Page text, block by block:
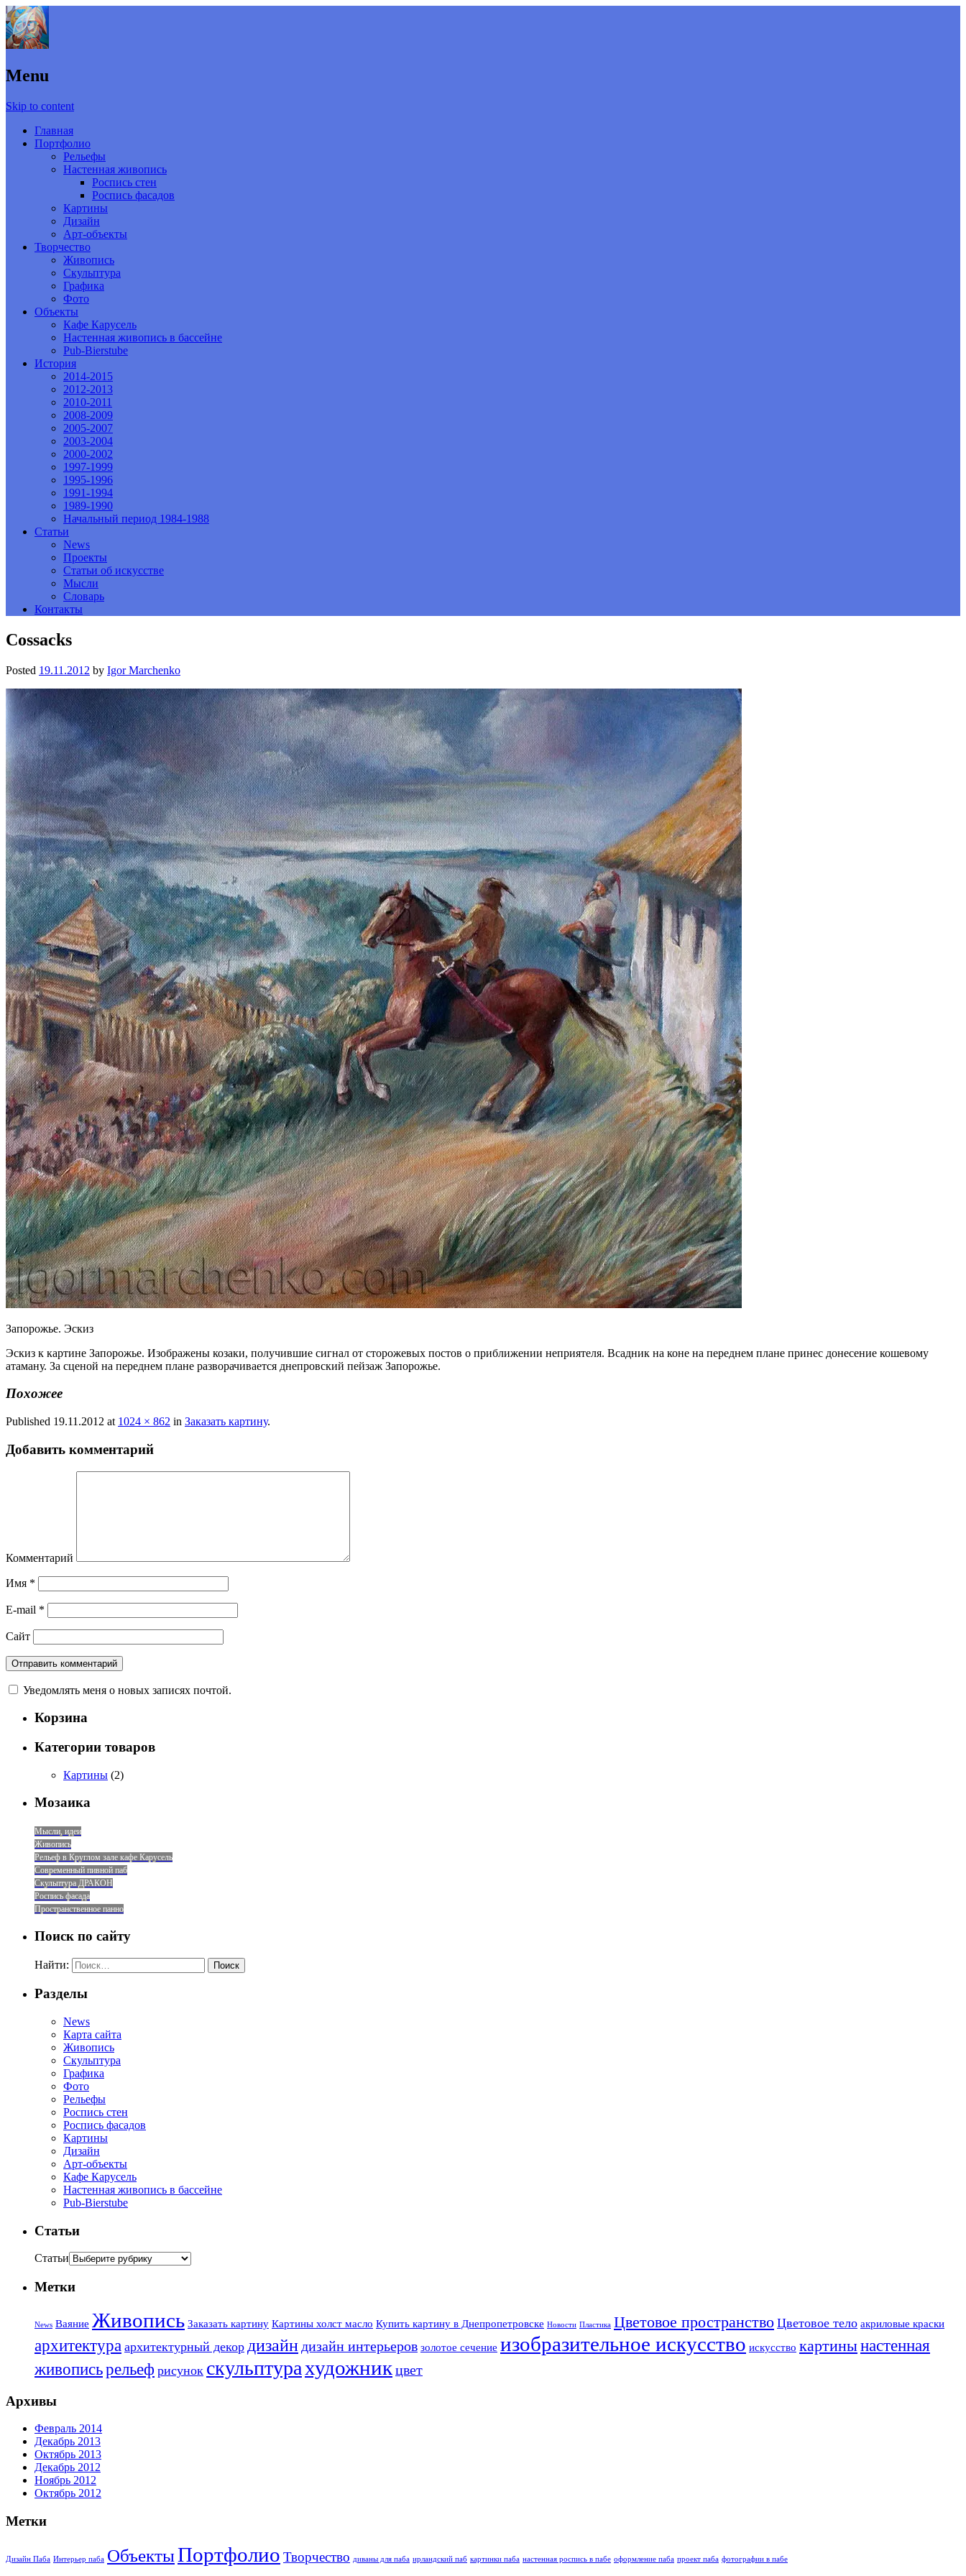
Menu
Skip to content
Главная
Портфолио
Рельефы
Настенная живопись
Роспись стен
Роспись фасадов
Картины
Дизайн
Арт-объекты
Творчество
Живопись
Скульптура
Графика
Фото
Объекты
Кафе Карусель
Настенная живопись в бассейне
Pub-Bierstube
История
2014-2015
2012-2013
2010-2011
2008-2009
2005-2007
2003-2004
2000-2002
1997-1999
1995-1996
1991-1994
1989-1990
Начальный период 1984-1988
Статьи
News
Проекты
Статьи об искусстве
Мысли
Словарь
Контакты
Сossacks
Posted 19.11.2012 by Igor Marchenko
Запорожье. Эскиз
Эскиз к картине Запорожье. Изображены козаки, получившие сигнал от сторожевых постов о приближении неприятеля. Всадник на коне на переднем плане принес донесение кошевому
атаману. За сценой на переднем плане разворачивается днепровский пейзаж Запорожье.
Похожее
Published 19.11.2012 at 1024 × 862 in Заказать картину.
Добавить комментарий
Комментарий
Имя *
E-mail *
Сайт
Уведомлять меня о новых записях почтой.
Корзина
Категории товаров
Картины (2)
Мозаика
Мысли, идеи
Живопись
Рельеф в Круглом зале кафе Карусель
Современный пивной паб
Скульптура ДРАКОН
Роспись фасада
Пространственное панно
Поиск по сайту
Найти:
Разделы
News
Карта сайта
Живопись
Скульптура
Графика
Фото
Рельефы
Роспись стен
Роспись фасадов
Картины
Дизайн
Арт-объекты
Кафе Карусель
Настенная живопись в бассейне
Pub-Bierstube
Статьи
Статьи
Метки
News Ваяние Живопись Заказать картину Картины холст масло Купить картину в Днепропетровске Новости Пластика Цветовое пространство Цветовое тело акриловые краски
архитектура архитектурный декор дизайн дизайн интерьеров золотое сечение изобразительное искусство искусство картинынастенная
живописьрельеф рисунок скульптурахудожникцвет
Архивы
Февраль 2014
Декабрь 2013
Октябрь 2013
Декабрь 2012
Ноябрь 2012
Октябрь 2012
Метки
Дизайн Паба Интерьер паба ОбъектыПортфолио Творчество диваны для паба ирландский паб картинки паба настенная роспись в пабе оформление паба проект паба фотографии в пабе